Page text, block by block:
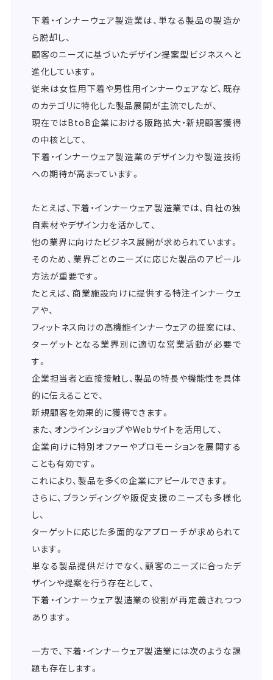
下着・インナーウェア製造業は、単なる製品の製造か
ら脱却し、
顧客のニーズに基づいたデザイン提案型ビジネスへと
進化しています。
従来は女性用下着や男性用インナーウェアなど、既存
のカテゴリに特化した製品展開が主流でしたが、
現在ではBtoB企業における販路拡大・新規顧客獲得
の中核として、
下着・インナーウェア製造業のデザイン力や製造技術
への期待が高まっています。
たとえば、下着・インナーウェア製造業では、自社の独
自素材やデザイン力を活かして、
他の業界に向けたビジネス展開が求められています。
そのため、業界ごとのニーズに応じた製品のアピール
方法が重要です。
たとえば、商業施設向けに提供する特注インナーウェ
アや、
フィットネス向けの高機能インナーウェアの提案には、
ターゲットとなる業界別に適切な営業活動が必要で
す。
企業担当者と直接接触し、製品の特長や機能性を具体
的に伝えることで、
新規顧客を効果的に獲得できます。
また、オンラインショップやWebサイトを活用して、
企業向けに特別オファーやプロモーションを展開する
ことも有効です。
これにより、製品を多くの企業にアピールできます。
さらに、ブランディングや販促支援のニーズも多様化
し、
ターゲットに応じた多面的なアプローチが求められて
います。
単なる製品提供だけでなく、顧客のニーズに合ったデ
ザインや提案を行う存在として、
下着・インナーウェア製造業の役割が再定義されつつ
あります。
一方で、下着・インナーウェア製造業には次のような課
題も存在します。